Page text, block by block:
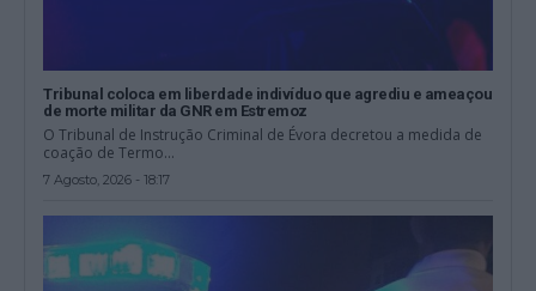
Tribunal coloca em liberdade indivíduo que agrediu e ameaçou
de morte militar da GNR em Estremoz
O Tribunal de Instrução Criminal de Évora decretou a medida de
coação de Termo...
7 Agosto, 2026 - 18:17